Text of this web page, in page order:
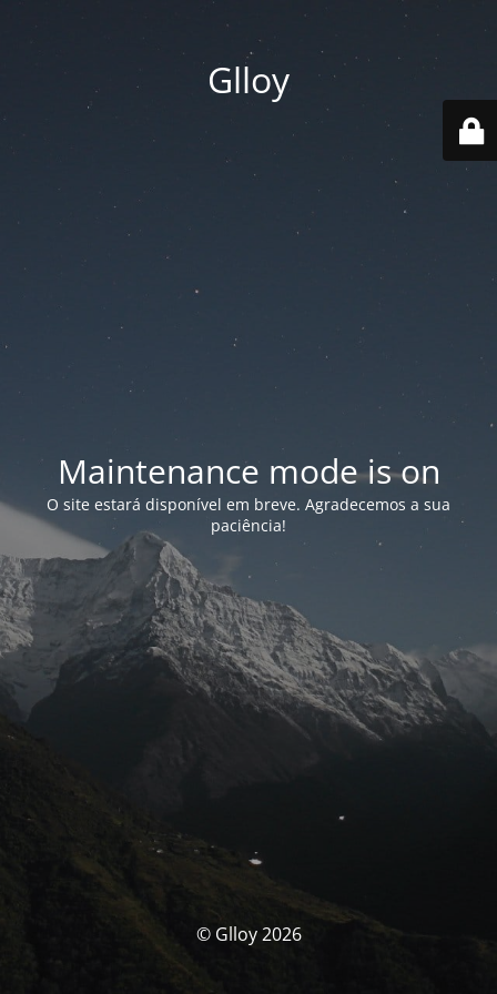
Glloy
Maintenance mode is on
O site estará disponível em breve. Agradecemos a sua
paciência!
© Glloy 2026